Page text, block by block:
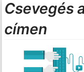
Csevegés
címen